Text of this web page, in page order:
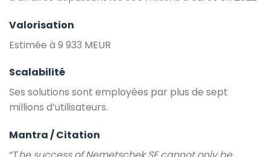
Valorisation
Estimée à 9 933 MEUR
Scalabilité
Ses solutions sont employées par plus de sept
millions d’utilisateurs.
Mantra / Citation